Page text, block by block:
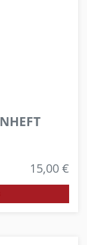
15,00 €